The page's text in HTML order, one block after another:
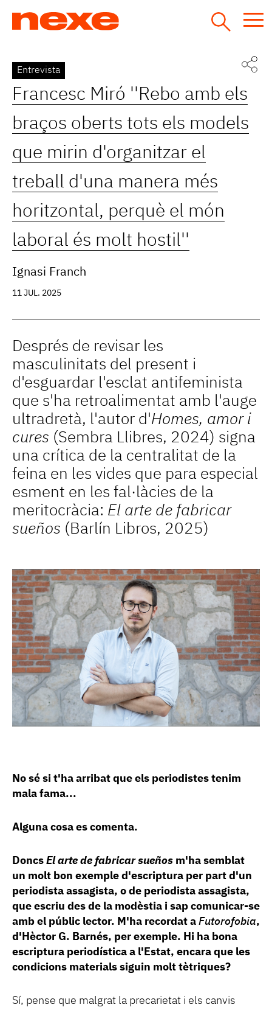
Back
to
top
Entrevista
Francesc Miró ''Rebo amb els
braços oberts tots els models
que mirin d'organitzar el
treball d'una manera més
horitzontal, perquè el món
laboral és molt hostil''
Ignasi Franch
11 JUL. 2025
Després de revisar les
masculinitats del present i
d'esguardar l'esclat antifeminista
que s'ha retroalimentat amb l'auge
ultradretà, l'autor d'Homes, amor i
cures (Sembra Llibres, 2024) signa
una crítica de la centralitat de la
feina en les vides que para especial
esment en les fal·làcies de la
meritocràcia: El arte de fabricar
sueños (Barlín Libros, 2025)
No sé si t'ha arribat que els periodistes tenim
mala fama...
Alguna cosa es comenta.
Doncs El arte de fabricar sueños m'ha semblat
un molt bon exemple d'escriptura per part d'un
periodista assagista, o de periodista assagista,
que escriu des de la modèstia i sap comunicar-se
amb el públic lector. M'ha recordat a Futorofobia,
d'Hèctor G. Barnés, per exemple. Hi ha bona
escriptura periodística a l'Estat, encara que les
condicions materials siguin molt tètriques?
Sí, pense que malgrat la precarietat i els canvis